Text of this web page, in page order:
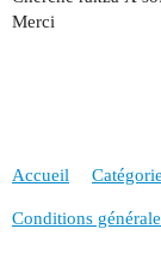
Merci
Accueil
Conditions